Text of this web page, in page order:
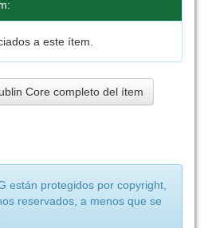
a este ítem.
Core completo del ítem
están protegidos por copyright,
reservados, a menos que se